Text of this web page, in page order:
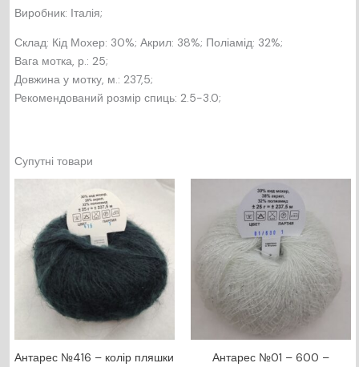
Виробник: Італія;
Склад: Кід Мохер: 30%; Акрил: 38%; Поліамід: 32%;
Вага мотка, р.: 25;
Довжина у мотку, м.: 237,5;
Рекомендований розмір спиць: 2.5-3.0;
Супутні товари
Антарес №416 – колір пляшки
Антарес №01 – 600 –